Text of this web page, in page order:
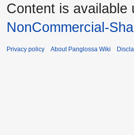
Content is available
NonCommercial-
Privacy policy About Panglossa Wiki